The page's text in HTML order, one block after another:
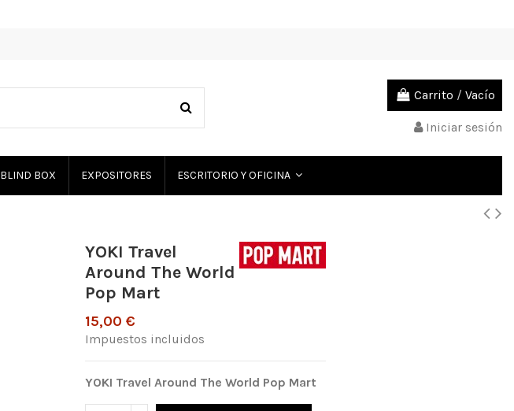
Carrito / Vacío
Iniciar sesión
BLIND BOX EXPOSITORES ESCRITORIO Y OFICINA
YOKI Travel
Around The World
Pop Mart
15,00 €
Impuestos incluidos
YOKI Travel Around The World Pop Mart